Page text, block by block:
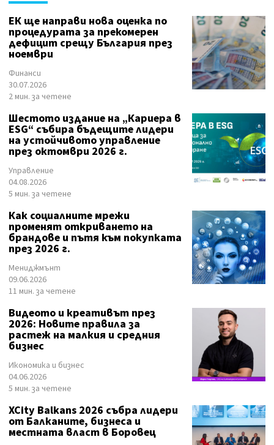
ЕК ще направи нова оценка по
процедурата за прекомерен
дефицит срещу България през
ноември
Финанси
30.07.2026
2 мин. за четене
Шестото издание на „Кариера в
ESG“ събира бъдещите лидери
на устойчивото управление
през октомври 2026 г.
Управление
04.08.2026
5 мин. за четене
Как социалните мрежи
променят откриването на
брандове и пътя към покупката
през 2026 г.
Мениджмънт
09.06.2026
11 мин. за четене
Видеото и креативът през
2026: Новите правила за
растеж на малкия и средния
бизнес
Икономика и бизнес
04.06.2026
5 мин. за четене
XCity Balkans 2026 събра лидери
от Балканите, бизнеса и
местната власт в Боровец